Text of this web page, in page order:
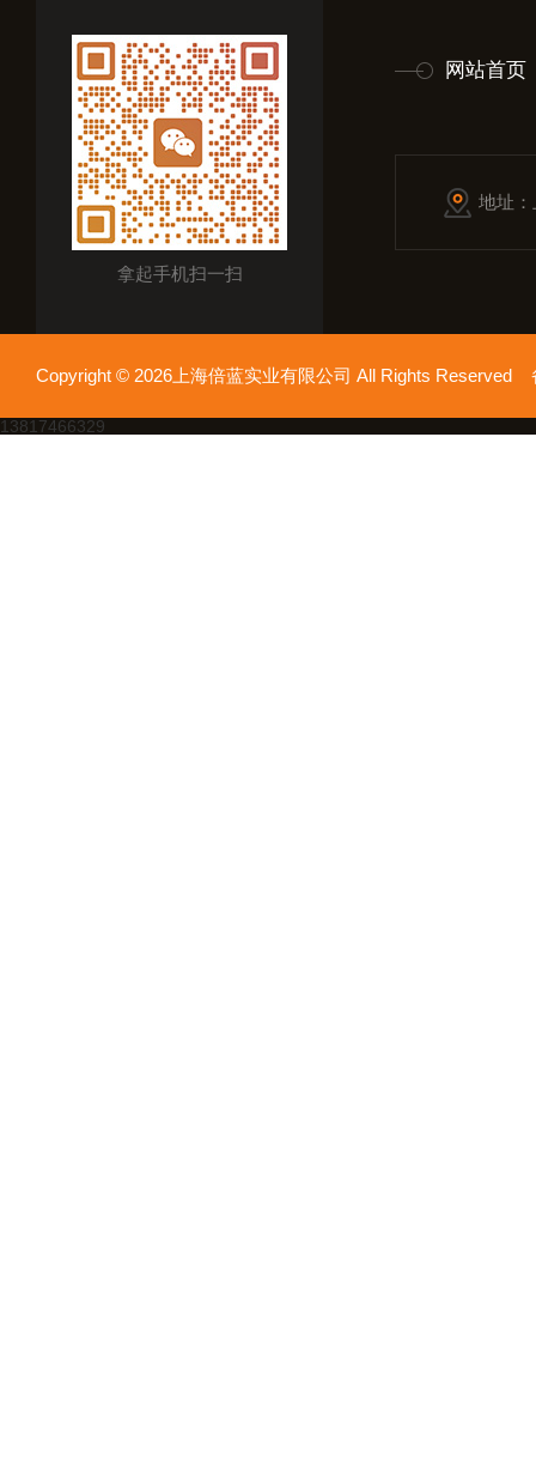
拿起手机扫一扫
网站首页
地址
Copyright © 2026上海倍蓝实业有限公司 All Rights Reserved
13817466329